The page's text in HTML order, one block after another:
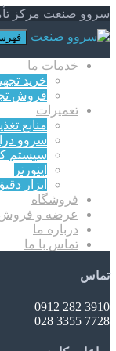
سروو صنعت مرکز
خدمات ما
خرید
فروش
تعمیرات
منابع
سروو
سیستم
اینورتر
ابزار
فروشگاه
عرضه و فروش
درباره ما
تماس با ما
تماس
3910 282 0912
7728 3355 028